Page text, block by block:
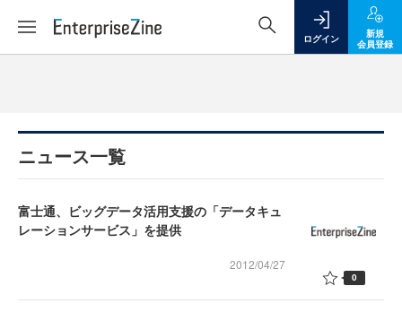
ログイン
新規
会員登録
ニュース一覧
富士通、ビッグデータ活用支援の「データキュ
レーションサービス」を提供
2012/04/27
0